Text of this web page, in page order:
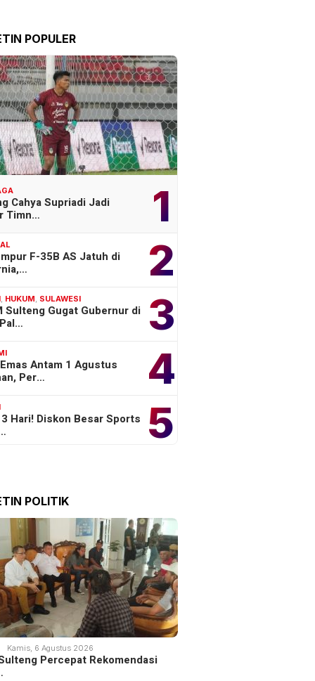
POPULER
1
Cahya Supriadi Jadi
Timn…
2
F-35B AS Jatuh di
3
HUKUM SULAWESI
Sulteng Gugat Gubernur di
4
Antam 1 Agustus
Per…
5
Hari! Diskon Besar Sports
POLITIK
Kamis, 6 Agustus 2026
Percepat Rekomendasi